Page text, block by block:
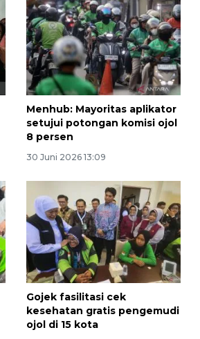
Menhub: Mayoritas aplikator
setujui potongan komisi ojol
8 persen
30 Juni 2026 13:09
Gojek fasilitasi cek
kesehatan gratis pengemudi
ojol di 15 kota
sambungan baru
gas 2026